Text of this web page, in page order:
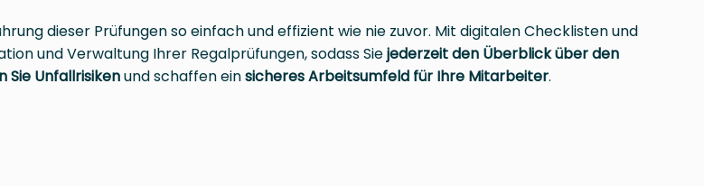
dieser Prüfungen so einfach und effizient wie nie zuvor. Mit digitalen Checklisten und
und Verwaltung Ihrer Regalprüfungen, sodass Siejederzeit den Überblick über den
Sie Unfallrisikenund schaffen einsicheres Arbeitsumfeld für Ihre Mitarbeiter.